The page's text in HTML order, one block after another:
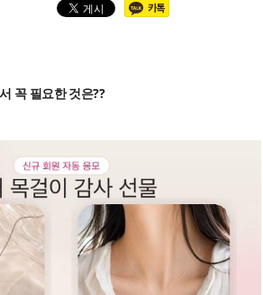
꼭 필요한 것은??